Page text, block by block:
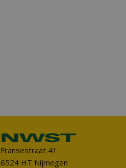
Fransestraat 41
6524 HT Nijmegen